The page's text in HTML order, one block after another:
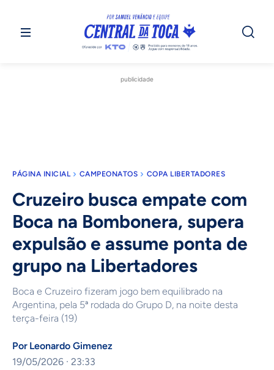
publicidade
PÁGINA INICIAL CAMPEONATOS COPA LIBERTADORES
Cruzeiro busca empate com
Boca na Bombonera, supera
expulsão e assume ponta de
grupo na Libertadores
Boca e Cruzeiro fizeram jogo bem equilibrado na
Argentina, pela 5ª rodada do Grupo D, na noite desta
terça-feira (19)
Por Leonardo Gimenez
19/05/2026 · 23:33